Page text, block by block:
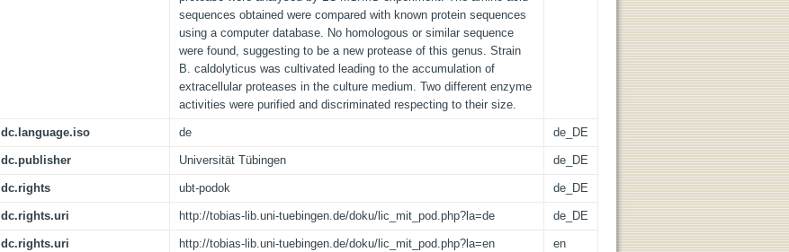
sequences obtained were compared with known protein sequences
using a computer database. No homologous or similar sequence
were found, suggesting to be a new protease of this genus. Strain
B. caldolyticus was cultivated leading to the accumulation of
extracellular proteases in the culture medium. Two different enzyme
activities were purified and discriminated respecting to their size.
dc.language.iso de de_DE
dc.publisher Universität Tübingen de_DE
dc.rights ubt-podok de_DE
dc.rights.uri http://tobias-lib.uni-tuebingen.de/doku/lic_mit_pod.php?la=de de_DE
dc.rights.uri http://tobias-lib.uni-tuebingen.de/doku/lic_mit_pod.php?la=en en